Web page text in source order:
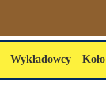
Wykładowcy Koło